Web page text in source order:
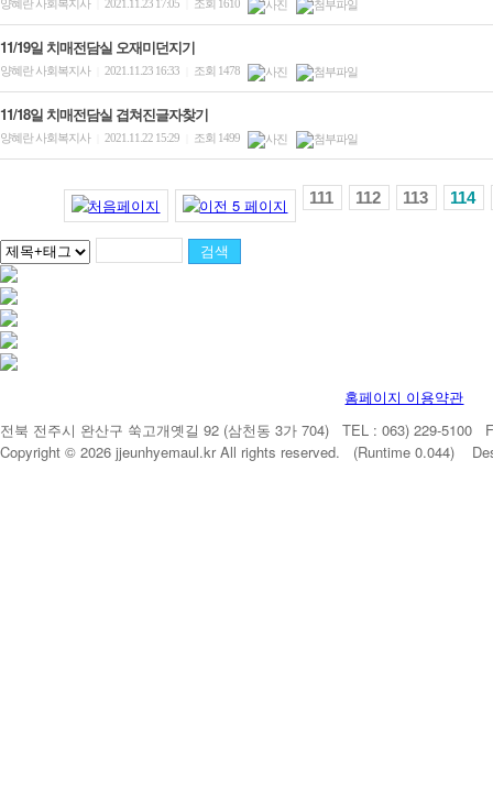
양혜란 사회복지사 2021.11.23 17:05 조회 1610
11/19일 치매전담실 오재미던지기
양혜란 사회복지사 2021.11.23 16:33 조회 1478
11/18일 치매전담실 겹쳐진글자찾기
양혜란 사회복지사 2021.11.22 15:29 조회 1499
111 112 113 114
홈페이지 이용약관
전북 전주시 완산구 쑥고개옛길 92 (삼천동 3가 704) TEL : 063) 229-5100
Copyright © 2026 jjeunhyemaul.kr All rights reserved. (Runtime 0.044)